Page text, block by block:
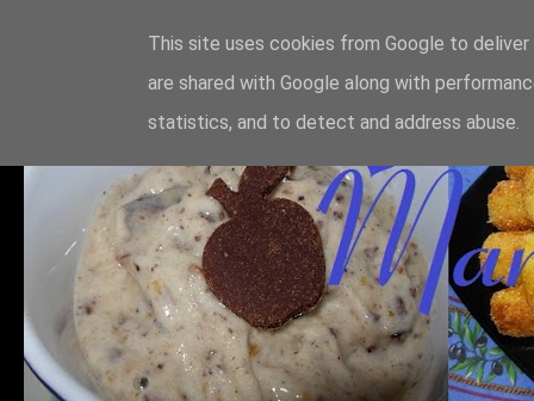
This site uses cookies from Google to
are shared with Google along with
statistics, and to detect and address abuse.